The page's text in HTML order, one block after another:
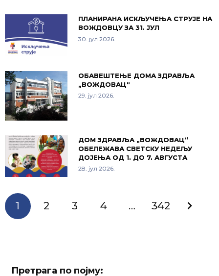
ПЛАНИРАНА ИСКЉУЧЕЊА СТРУЈЕ НА
ВОЖДОВЦУ ЗА 31. ЈУЛ
30. јул 2026.
ОБАВЕШТЕЊЕ ДОМА ЗДРАВЉА
„ВОЖДОВАЦ“
29. јул 2026.
ДОМ ЗДРАВЉА „ВОЖДОВАЦ“
ОБЕЛЕЖАВА СВЕТСКУ НЕДЕЉУ
ДОЈЕЊА ОД 1. ДО 7. АВГУСТА
28. јул 2026.
1 2 3 4 … 342
Претрага по појму: